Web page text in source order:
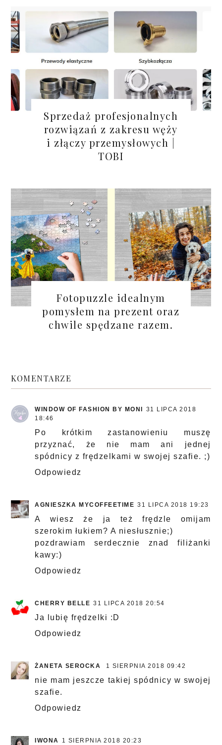
Sprzedaż profesjonalnych
rozwiązań z zakresu węży
i złączy przemysłowych |
TOBI
Fotopuzzle idealnym
pomysłem na prezent oraz
chwile spędzane razem.
KOMENTARZE
WINDOW OF FASHION BY MONI
31 LIPCA 2018
18:46
Po krótkim zastanowieniu muszę
przyznać, że nie mam ani jednej
spódnicy z frędzelkami w swojej szafie. ;)
Odpowiedz
AGNIESZKA MYCOFFEETIME 31 LIPCA 2018 19:23
A wiesz że ja też frędzle omijam
szerokim łukiem? A niesłusznie;)
pozdrawiam serdecznie znad filiżanki
kawy:)
Odpowiedz
CHERRY BELLE 31 LIPCA 2018 20:54
Ja lubię frędzelki :D
Odpowiedz
ŻANETA SEROCKA 1 SIERPNIA 2018 09:42
nie mam jeszcze takiej spódnicy w swojej
szafie.
Odpowiedz
IWONA 1 SIERPNIA 2018 20:23